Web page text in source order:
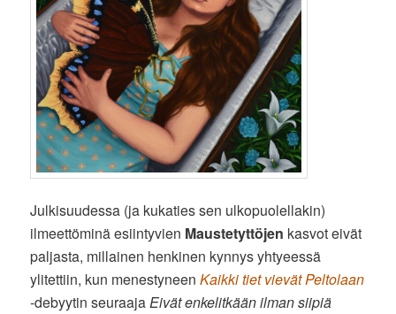
Julkisuudessa (ja kukaties sen ulkopuolellakin)
ilmeettöminä esiintyvien Maustetyttöjen kasvot eivät
paljasta, millainen henkinen kynnys yhtyeessä
ylitettiin, kun menestyneenKaikki tiet vievät Peltolaan
-debyytin seuraajaEivät enkelitkään ilman siipiä